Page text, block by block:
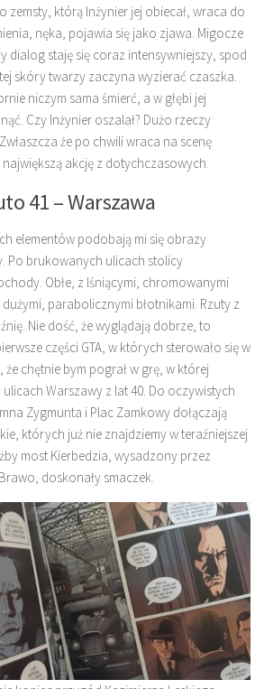
zemsty, którą Inżynier jej obiecał, wraca do
nęka, pojawia się jako zjawa. Migocze
dialog staję się coraz intensywniejszy, spod
skóry twarzy zaczyna wyzierać czaszka.
niczym sama śmierć, a w głębi jej
Czy Inżynier oszalał? Dużo rzeczy
że po chwili wraca na scenę
akcję z dotychczasowych.
41 – Warszawa
elementów podobają mi się obrazy
Po brukowanych ulicach stolicy
Obłe, z lśniącymi, chromowanymi
parabolicznymi błotnikami. Rzuty z
Nie dość, że wyglądają dobrze, to
części GTA, w których sterowało się w
chętnie bym pograł w grę, w której
Warszawy z lat 40. Do oczywistych
Zygmunta i Plac Zamkowy dołączają
których już nie znajdziemy w teraźniejszej
most Kierbedzia, wysadzony przez
doskonały smaczek.